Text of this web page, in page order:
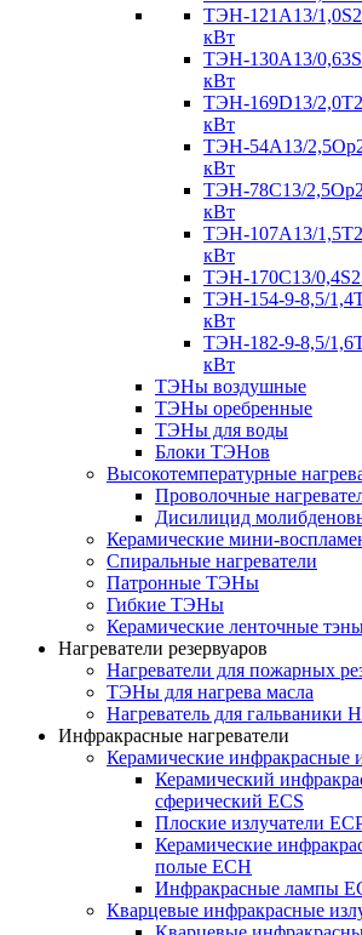
ТЭН-121А13/
кВт
ТЭН-130А13/
кВт
ТЭН-169D13/
кВт
ТЭН-54А13/
кВт
ТЭН-78С13/
кВт
ТЭН-107А13/
кВт
ТЭН-170C13/
ТЭН-154-9-8,5/
кВт
ТЭН-182-9-8,5/
кВт
ТЭНы воздушные
ТЭНы оребренные
ТЭНы для воды
Блоки ТЭНов
Высокотемпературные
Проволочные
Дисилицид
Керамические мини-
Спиральные нагреватели
Патронные ТЭНы
Гибкие ТЭНы
Керамические ленточные
Нагреватели резервуаров
Нагреватели для пожарных
ТЭНы для нагрева масла
Нагреватель для гальваники
Инфракрасные нагреватели
Керамические инфракрасные
Керамический
сферический ECS
Плоские излучатели
Керамические
полые ECH
Инфракрасные лампы
Кварцевые инфракрасные